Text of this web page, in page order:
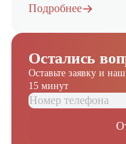
Подробнее
Остались
Оставьте заявку и
15 минут